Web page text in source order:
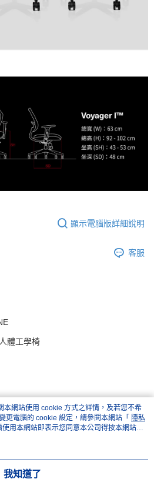
顯示電腦版詳細說明
客服
體工學椅
本網站使用 cookie 方式之詳情，及若您不希
更電腦的 cookie 設定，請參閱本網站「 隱私
用本網站即表示您同意本公司得按本網站使
我知道了